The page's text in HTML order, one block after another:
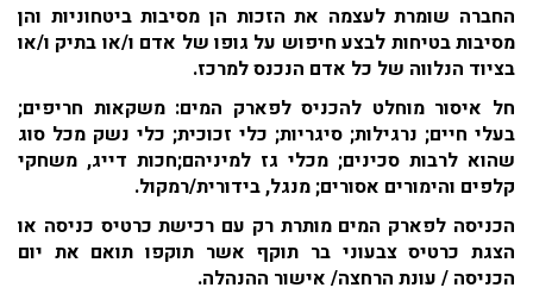
החברה שומרת לעצמה את הזכות הן מסיבות ביטחוניות והן
מסיבות בטיחות לבצע חיפוש על גופו של אדם ו/או בתיק ו/או
בציוד הנלווה של כל אדם הנכנס למרכז.
חל איסור מוחלט להכניס לפארק המים: משקאות חריפים;
בעלי חיים; נרגילות; סיגריות; כלי זכוכית; כלי נשק מכל סוג
שהוא לרבות סכינים; מכלי גז למיניהם;חכות דייג, משחקי
קלפים והימורים אסורים; מנגל, בידורית/רמקול.
הכניסה לפארק המים מותרת רק עם רכישת כרטיס כניסה או
הצגת כרטיס צבעוני בר תוקף אשר תוקפו תואם את יום
הכניסה / עונת הרחצה/ אישור ההנהלה.